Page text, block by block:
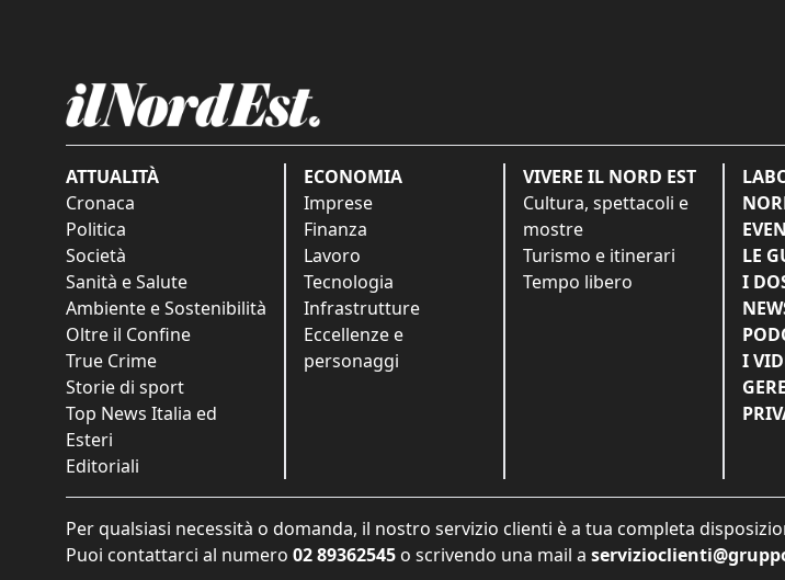
ATTUALITÀ
Cronaca
Politica
Società
Sanità e Salute
Ambiente e Sostenibilità
Oltre il Confine
True Crime
Storie di sport
Top News Italia ed
Esteri
Editoriali
ECONOMIA
Imprese
Finanza
Lavoro
Tecnologia
Infrastrutture
Eccellenze e
personaggi
VIVERE IL NORD EST
Cultura, spettacoli e
mostre
Turismo e itinerari
Tempo libero
LE
I
I
Per qualsiasi necessità o domanda, il nostro servizio clienti è a tua completa
Puoi contattarci al numero 02 89362545 o scrivendo una mail a